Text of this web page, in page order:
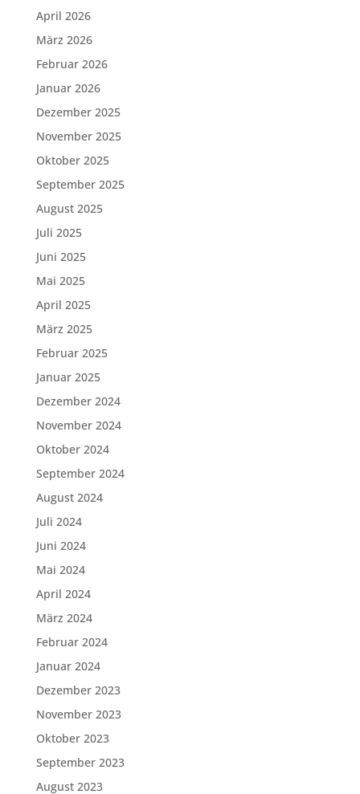
April 2026
März 2026
Februar 2026
Januar 2026
Dezember 2025
November 2025
Oktober 2025
September 2025
August 2025
Juli 2025
Juni 2025
Mai 2025
April 2025
März 2025
Februar 2025
Januar 2025
Dezember 2024
November 2024
Oktober 2024
September 2024
August 2024
Juli 2024
Juni 2024
Mai 2024
April 2024
März 2024
Februar 2024
Januar 2024
Dezember 2023
November 2023
Oktober 2023
September 2023
August 2023